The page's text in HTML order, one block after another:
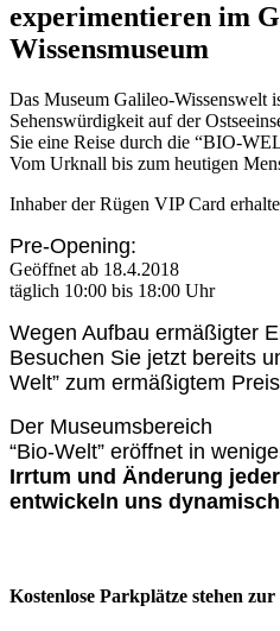
experimentieren im
Wissensmuseum
Das Museum Galileo-Wissenswelt
Sehenswürdigkeit auf der
Sie eine Reise durch die “BIO-
Vom Urknall bis zum heutigen
Inhaber der Rügen VIP Card
Pre-Opening:
Geöffnet ab 18.4.2018
täglich 10:00 bis 18:00 Uhr
Wegen Aufbau ermäßigter
Besuchen Sie jetzt bereits
Welt” zum ermäßigtem
Der Museumsbereich
“Bio-Welt” eröffnet in
Irrtum und Änderung
entwickeln uns
Kostenlose Parkplätze stehen